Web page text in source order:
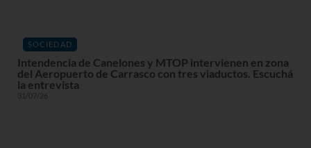
SOCIEDAD
Intendencia de Canelones y MTOP intervienen en zona
del Aeropuerto de Carrasco con tres viaductos. Escuchá
la entrevista
31/07/26